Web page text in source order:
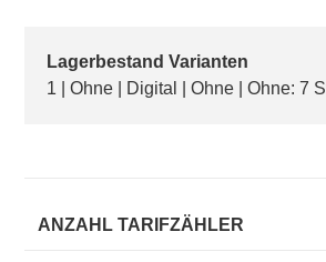
Lagerbestand Varianten
1 | Ohne | Digital | Ohne | Ohne: 7
ANZAHL TARIFZÄHLER